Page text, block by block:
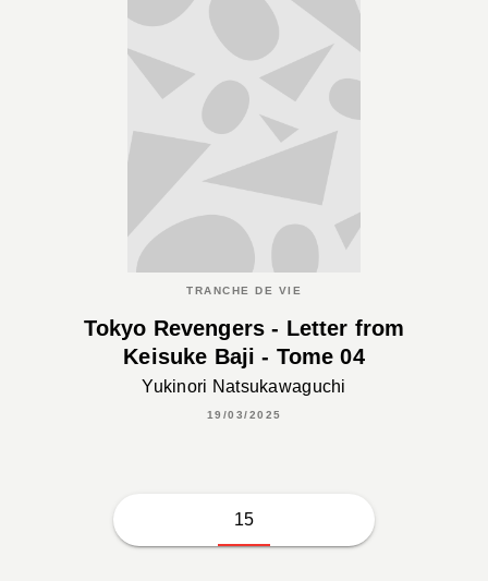
TRANCHE DE VIE
Tokyo Revengers - Letter from
Keisuke Baji - Tome 04
Yukinori Natsukawaguchi
19/03/2025
15